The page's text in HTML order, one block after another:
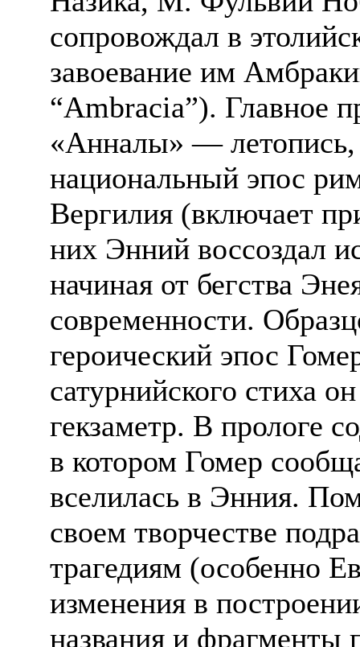
сопровождал в
завоевание им
“Ambracia”). Главное
«Анналы» — летопись,
национальный эпос
Вергилия (включает
них Энний воссоздал
начиная от бегства
современности.
героический эпос
сатурнийского стиха
гекзаметр. В прологе
в котором Гомер
вселилась в Энния.
своем творчестве
трагедиям (особенно
изменения в
названия и фрагменты